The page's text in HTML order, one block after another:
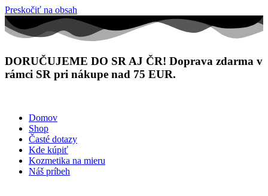
Preskočiť na obsah
DORUČUJEME DO SR AJ ČR! Doprava zdarma v
rámci SR pri nákupe nad 75 EUR.
Domov
Shop
Časté dotazy
Kde kúpiť
Kozmetika na mieru
Náš príbeh